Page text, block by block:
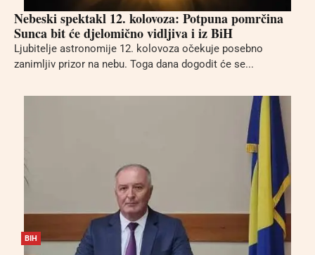
Nebeski spektakl 12. kolovoza: Potpuna pomrčina
Sunca bit će djelomično vidljiva i iz BiH
Ljubitelje astronomije 12. kolovoza očekuje posebno
zanimljiv prizor na nebu. Toga dana dogodit će se...
BIH